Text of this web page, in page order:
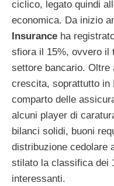
ciclico, legato quindi
economica. Da inizio
Insurance ha
sfiora il 15%, ovvero il
settore bancario. Oltre
crescita, soprattutto in
comparto delle
alcuni player di
bilanci solidi, buoni
distribuzione cedolare
stilato la classifica dei
interessanti.